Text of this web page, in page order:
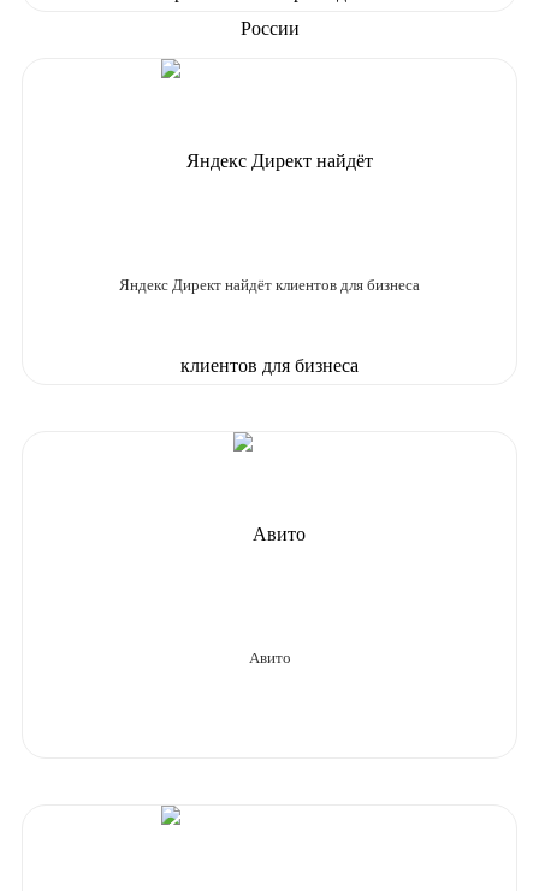
Яндекс Директ найдёт клиентов для бизнеса
Авито